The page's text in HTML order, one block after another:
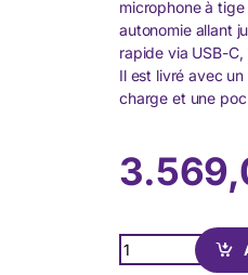
microphone à
autonomie allant
rapide via USB-
Il est livré avec
charge et une
Quantity